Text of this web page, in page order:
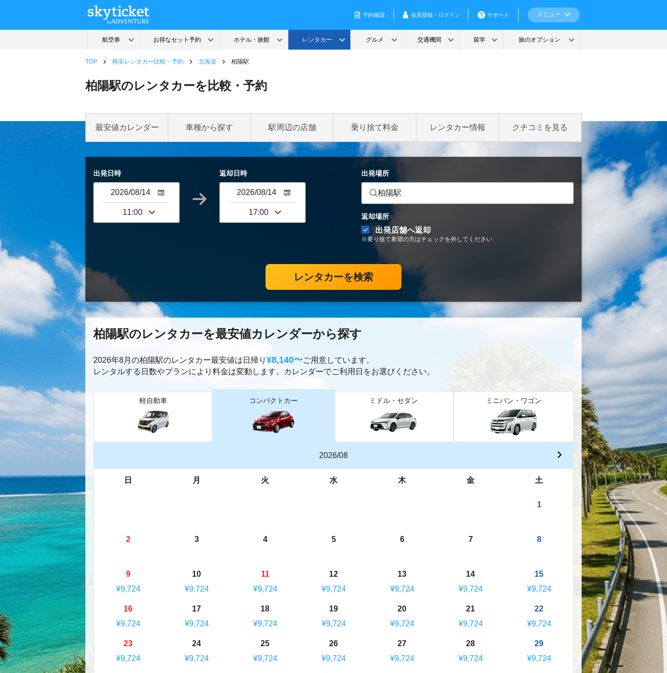
TOP 格安レンタカー比較・予約 北海道 柏陽駅
柏陽駅のレンタカーを比較・予約
最安値カレンダー 車種から探す 駅周辺の店舗 乗り捨て料金 レンタカー情報 クチコミを見る
出発日時 返却日時 出発場所
柏陽駅
返却場所
出発店舗へ返却
※乗り捨て希望の方はチェックを外してください
レンタカーを検索
柏陽駅のレンタカーを最安値カレンダーから探す
2026年8月の柏陽駅のレンタカー最安値は日帰り ¥8,140〜ご用意しています。
レンタルする日数やプランにより料金は変動します。カレンダーでご利用日をお選びください。
軽自動車 コンパクトカー ミドル・セダン ミニバン・ワゴン
2026/08
日 月 火 水 木 金 土
1
2 3 4 5 6 7 8
9
¥9,724
10
¥9,724
11
¥9,724
12
¥9,724
13
¥9,724
14
¥9,724
15
¥9,724
16
¥9,724
17
¥9,724
18
¥9,724
19
¥9,724
20
¥9,724
21
¥9,724
22
¥9,724
23
¥9,724
24
¥9,724
25
¥9,724
26
¥9,724
27
¥9,724
28
¥9,724
29
¥9,724